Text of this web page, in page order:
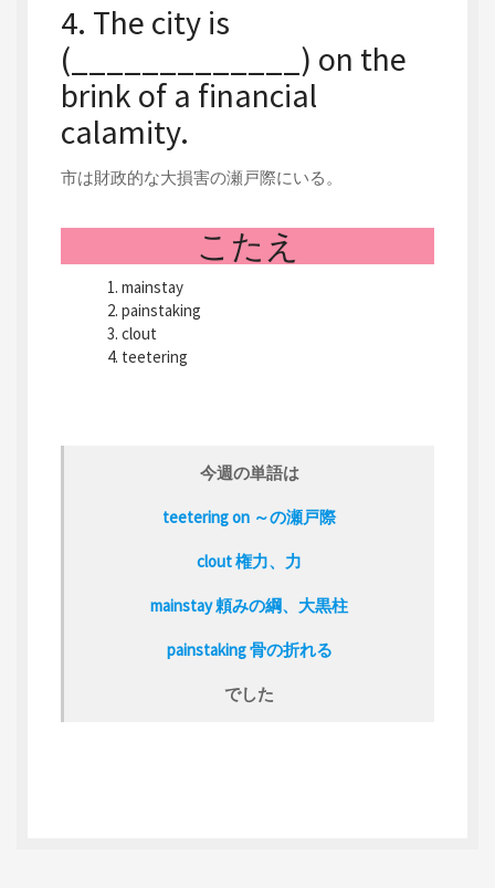
4. The city is
(_____________) on the
brink of a financial
calamity.
市は財政的な大損害の瀬戸際にいる。
こたえ
mainstay
painstaking
clout
teetering
今週の単語は
teetering on ～の瀬戸際
clout 権力、力
mainstay 頼みの綱、大黒柱
painstaking 骨の折れる
でした